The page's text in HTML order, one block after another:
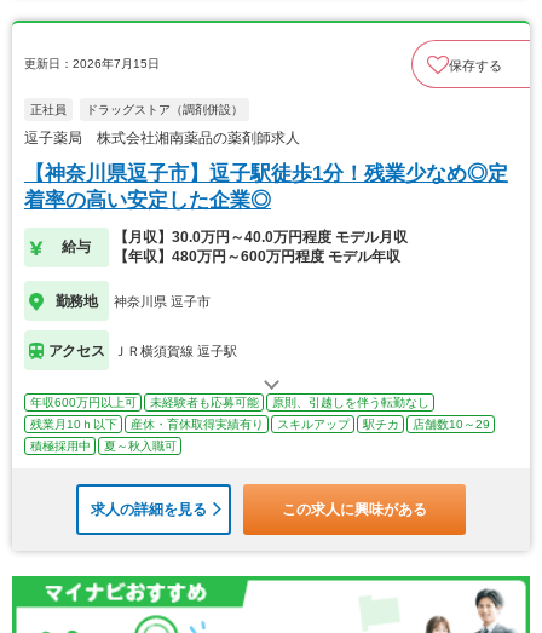
更新日：2026年7月15日 保存する
正社員 ドラッグストア（調剤併設）
逗子薬局 株式会社湘南薬品の薬剤師求人
【神奈川県逗子市】逗子駅徒歩1分！残業少なめ◎定
着率の高い安定した企業◎
給与
【月収】30.0万円～40.0万円程度 モデル月収
【年収】480万円～600万円程度 モデル年収
勤務地 神奈川県 逗子市
アクセス ＪＲ横須賀線 逗子駅
年収600万円以上可 未経験者も応募可能
原則、引越しを伴う転勤なし
残業月10ｈ以下
産休・育休取得実績有り スキルアップ 駅チカ
店舗数10～29
積極採用中
夏～秋入職可
求人の詳細を見る この求人に興味がある